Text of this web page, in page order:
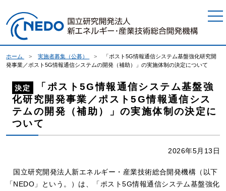
ホーム 実施者募集（公募）
「ポスト5G情報通信システム基盤強化研究開
発事業／ポスト5G情報通信システムの開発（補助）」の実施体制の決定について
決定
「ポスト5G情報通信システム基盤強
化研究開発事業／ポスト5G情報通信シス
テムの開発（補助）」の実施体制の決定に
ついて
2026年5月13日
国立研究開発法人新エネルギー・産業技術総合開発機構（以下
「NEDO」という。）は、「ポスト5G情報通信システム基盤強化